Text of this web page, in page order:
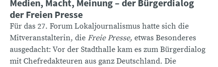
:Medien, Macht, Meinung – der Bürgerdialog
der Freien Presse
Für das 27. Forum Lokaljournalismus hatte sich die
Mitveranstalterin, die Freie Presse, etwas Besonderes
ausgedacht: Vor der Stadthalle kam es zum Bürgerdialog
mit Chefredakteuren aus ganz Deutschland. Die